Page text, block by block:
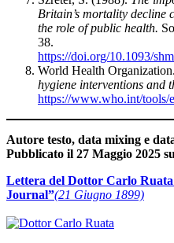
Britain’s mortality decline
the role of public health.
38.
https://doi.org/10.1093/
World Health
hygiene interventions and
https://www.who.int/tools/
Autore testo, data mixing e
Pubblicato il 27 Maggio 2025
Lettera del Dottor Carlo
Journal”(21 Giugno 1899)